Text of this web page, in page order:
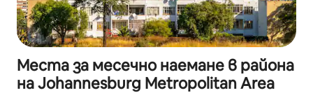
Места за месечно наемане в района
на Johannesburg Metropolitan Area